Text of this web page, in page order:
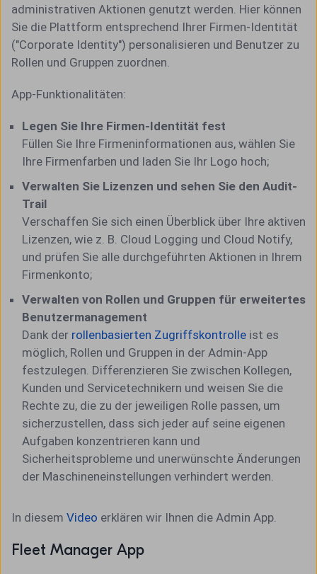
administrativen Aktionen genutzt werden. Hier können
Sie die Plattform entsprechend Ihrer Firmen-Identität
("Corporate Identity") personalisieren und Benutzer zu
Rollen und Gruppen zuordnen.
App-Funktionalitäten:
Legen Sie Ihre Firmen-Identität fest
Füllen Sie Ihre Firmeninformationen aus, wählen Sie
Ihre Firmenfarben und laden Sie Ihr Logo hoch;
Verwalten Sie Lizenzen und sehen Sie den Audit-
Trail
Verschaffen Sie sich einen Überblick über Ihre aktiven
Lizenzen, wie z. B. Cloud Logging und Cloud Notify,
und prüfen Sie alle durchgeführten Aktionen in Ihrem
Firmenkonto;
Verwalten von Rollen und Gruppen für erweitertes
Benutzermanagement
Dank der rollenbasierten Zugriffskontrolle ist es
möglich, Rollen und Gruppen in der Admin-App
festzulegen. Differenzieren Sie zwischen Kollegen,
Kunden und Servicetechnikern und weisen Sie die
Rechte zu, die zu der jeweiligen Rolle passen, um
sicherzustellen, dass sich jeder auf seine eigenen
Aufgaben konzentrieren kann und
Sicherheitsprobleme und unerwünschte Änderungen
der Maschineneinstellungen verhindert werden.
In diesem Video erklären wir Ihnen die Admin App.
Fleet Manager App